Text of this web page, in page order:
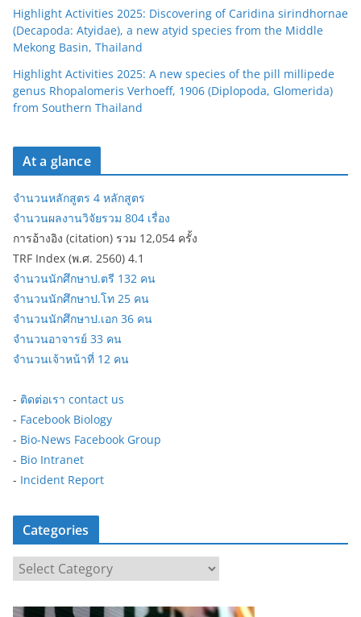
Highlight Activities 2025: Discovering of Caridina sirindhornae
(Decapoda: Atyidae), a new atyid species from the Middle
Mekong Basin, Thailand
Highlight Activities 2025: A new species of the pill millipede
genus Rhopalomeris Verhoeff, 1906 (Diplopoda, Glomerida)
from Southern Thailand
At a glance
จำนวนหลักสูตร 4 หลักสูตร
จำนวนผลงานวิจัยรวม 804 เรื่อง
การอ้างอิง (citation) รวม 12,054 ครั้ง
TRF Index (พ.ศ. 2560) 4.1
จำนวนนักศึกษาป.ตรี 132 คน
จำนวนนักศึกษาป.โท 25 คน
จำนวนนักศึกษาป.เอก 36 คน
จำนวนอาจารย์ 33 คน
จำนวนเจ้าหน้าที่ 12 คน
- ติดต่อเรา contact us
- Facebook Biology
- Bio-News Facebook Group
- Bio Intranet
- Incident Report
Categories
a
t